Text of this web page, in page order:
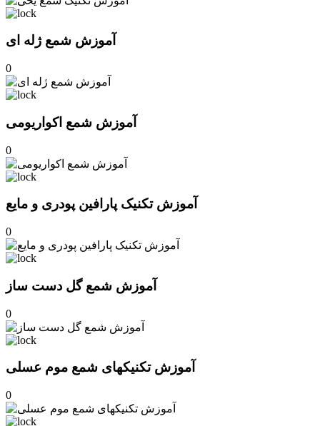
آموزش شمع ژله ای
0
آموزش شمع اکواریومی
0
آموزش تکنیک پارافین پودری و مایع
0
آموزش شمع گل دست ساز
0
آموزش تکنیکهای شمع موم عسلی
0